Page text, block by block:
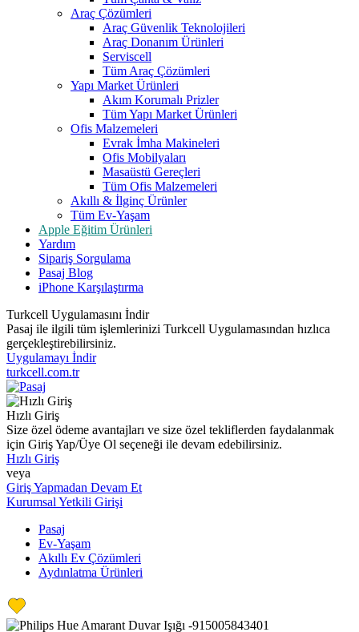
Araç Çözümleri
Araç Güvenlik Teknolojileri
Araç Donanım Ürünleri
Serviscell
Tüm Araç Çözümleri
Yapı Market Ürünleri
Akım Korumalı Prizler
Tüm Yapı Market Ürünleri
Ofis Malzemeleri
Evrak İmha Makineleri
Ofis Mobilyaları
Masaüstü Gereçleri
Tüm Ofis Malzemeleri
Akıllı & İlginç Ürünler
Tüm Ev-Yaşam
Apple Eğitim Ürünleri
Yardım
Sipariş Sorgulama
Pasaj Blog
iPhone Karşılaştırma
Turkcell Uygulamasını İndir
Pasaj ile ilgili tüm işlemlerinizi Turkcell Uygulamasından hızlıca
gerçekleştirebilirsiniz.
Uygulamayı İndir
turkcell.com.tr
Hızlı Giriş
Size özel ödeme avantajları ve size özel tekliflerden faydalanmak
için Giriş Yap/Üye Ol seçeneği ile devam edebilirsiniz.
Hızlı Giriş
veya
Giriş Yapmadan Devam Et
Kurumsal Yetkili Girişi
Pasaj
Ev-Yaşam
Akıllı Ev Çözümleri
Aydınlatma Ürünleri